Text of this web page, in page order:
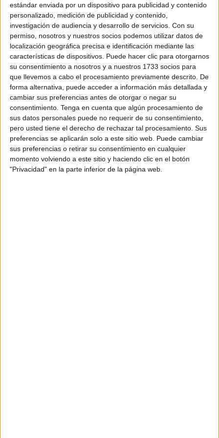
estándar enviada por un dispositivo para publicidad y contenido
personalizado, medición de publicidad y contenido,
investigación de audiencia y desarrollo de servicios. Con su
permiso, nosotros y nuestros socios podemos utilizar datos de
localización geográfica precisa e identificación mediante las
características de dispositivos. Puede hacer clic para otorgarnos
su consentimiento a nosotros y a nuestros 1733 socios para
que llevemos a cabo el procesamiento previamente descrito. De
forma alternativa, puede acceder a información más detallada y
cambiar sus preferencias antes de otorgar o negar su
consentimiento. Tenga en cuenta que algún procesamiento de
sus datos personales puede no requerir de su consentimiento,
pero usted tiene el derecho de rechazar tal procesamiento. Sus
preferencias se aplicarán solo a este sitio web. Puede cambiar
sus preferencias o retirar su consentimiento en cualquier
momento volviendo a este sitio y haciendo clic en el botón
"Privacidad" en la parte inferior de la página web.
últimas víctimas de la sierra mecánica.
Desde Septem Nostra manifestamos a este mismo medio
nuestro enfado por el nuevo arboricidio perpetrado en
Ceuta a lo que nos tienen acostumbrados quienes deben
velar por nuestro medio ambiente, incluyendo, claro está,
el arbolado urbano. Según la normativa urbanística, las
talas de árboles en el área urbana no están permitidas y si
por alguna razón resulta imprescindible debe ser
justificada por un informe técnico emitido por un experto en
la materia. No obstante, incluso en los casos justificados
(enfermedad del árbol, peligro para los viandantes, etc…),
el lugar que ocupaba el árbol sacrificado debe servir para
alojar otro ejemplar de similar porte. Esto es lo que dice la
normativa, pero ya sabemos que los primeros en incumplir